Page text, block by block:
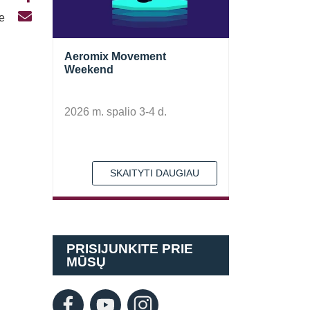
Aeromix Movement
Weekend
2026 m. spalio 3-4 d.
SKAITYTI DAUGIAU
PRISIJUNKITE PRIE
MŪSŲ